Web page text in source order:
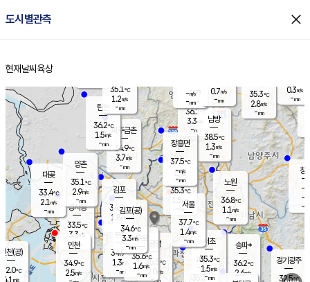
도시별관측 close
홈
현재날씨 육상
양주
36.2℃
3.3
-mm
과천
35.3℃
경기광주
32.5℃
경서동
33.5℃
3.3 m/s
-mm
파주금촌
34.9℃
3.7m/s
-mm
35.3℃
2.8m/s
-mm
대곶
33.4℃
2.1 m/s
-mm
창
-
-m/
-
탄현
36.2℃
1.5m/s
-mm
0.3m/s
-mm
김포
34.9℃
1.8 m/s
mm
광명
35.5 ℃
2.0 m/s
-mm
부천
34.9℃
1.3m/s
-mm
양촌
35.1℃
2.9m/s
-mm
구로
35.6℃
1.6m/s
-mm
은평
35.3℃
1.5 m/s
- mm
노원
36.8℃
1.1 m/s
-mm
송파*
36.2℃
2.6m/s
서초
35.3℃
1.5m/s
-mm
남방
38.5℃
1.3m/s
-mm
장흥면
37.5℃
-m/s
-mm
-m/s
-mm
인천(공)
32.0℃
4.1 m/s
김포(공)
34.6℃
3.3m/s
-mm
인천
34.9℃
2.5m/s
서울
37.7℃
1.4m/s
-mm
35.1℃
1.2m/s
-mm
0.7m/s
-mm